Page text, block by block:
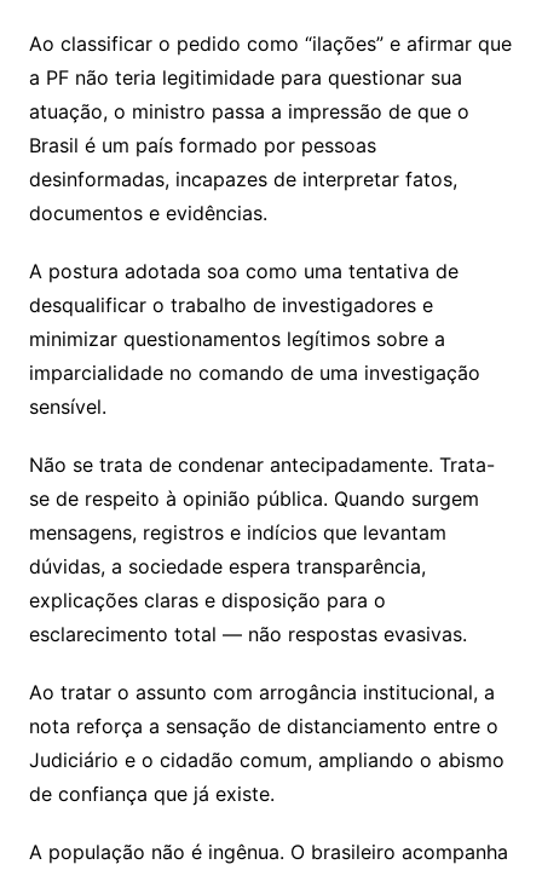
Ao classificar o pedido como “ilações” e afirmar que
a PF não teria legitimidade para questionar sua
atuação, o ministro passa a impressão de que o
Brasil é um país formado por pessoas
desinformadas, incapazes de interpretar fatos,
documentos e evidências.
A postura adotada soa como uma tentativa de
desqualificar o trabalho de investigadores e
minimizar questionamentos legítimos sobre a
imparcialidade no comando de uma investigação
sensível.
Não se trata de condenar antecipadamente. Trata-
se de respeito à opinião pública. Quando surgem
mensagens, registros e indícios que levantam
dúvidas, a sociedade espera transparência,
explicações claras e disposição para o
esclarecimento total — não respostas evasivas.
Ao tratar o assunto com arrogância institucional, a
nota reforça a sensação de distanciamento entre o
Judiciário e o cidadão comum, ampliando o abismo
de confiança que já existe.
A população não é ingênua. O brasileiro acompanha